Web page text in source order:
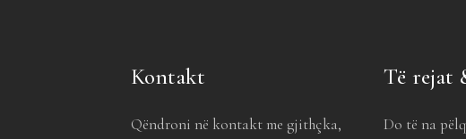
Kontakt
Qëndroni në kontakt me gjithçka,
Të rejat
Do të na